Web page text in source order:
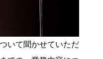
いて聞かせていただ